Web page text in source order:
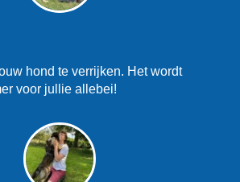
hond te verrijken. Het wordt
voor jullie allebei!